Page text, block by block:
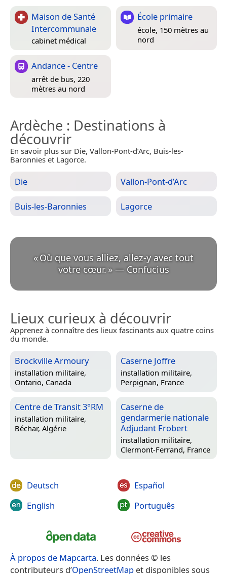
Maison de Santé
Intercommunale
cabinet médical
École primaire
école, 150 mètres au
nord
Andance - Centre
arrêt de bus, 220
mètres au nord
Ardèche : Destinations à
découvrir
En savoir plus sur Die, Vallon-Pont-d’Arc, Buis-les-
Baronnies et Lagorce.
Die Vallon-Pont-d’Arc
Buis-les-Baronnies Lagorce
«Où que vous alliez, allez-y avec tout
votre cœur. » — Confucius
Lieux curieux à découvrir
Apprenez à connaître des lieux fascinants aux quatre coins
du monde.
Brockville Armoury
installation militaire,
Ontario, Canada
Caserne Joffre
installation militaire,
Perpignan, France
Centre de Transit 3°RM
installation militaire,
Béchar, Algérie
Caserne de
gendarmerie nationale
Adjudant Frobert
installation militaire,
Clermont-Ferrand, France
Deutsch
English
Español
Português
À propos de Mapcarta. Les données © les
contributeurs d’OpenStreetMap et disponibles sous